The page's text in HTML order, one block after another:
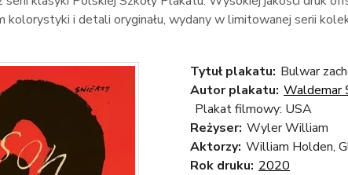
kolorystyki i detali oryginału, wydany w limitowanej serii
Tytuł plakatu: Bulwar
Autor plakatu: Waldemar
Plakat filmowy: USA
Reżyser: Wyler William
Aktorzy: William Holden,
Rok druku: 2020